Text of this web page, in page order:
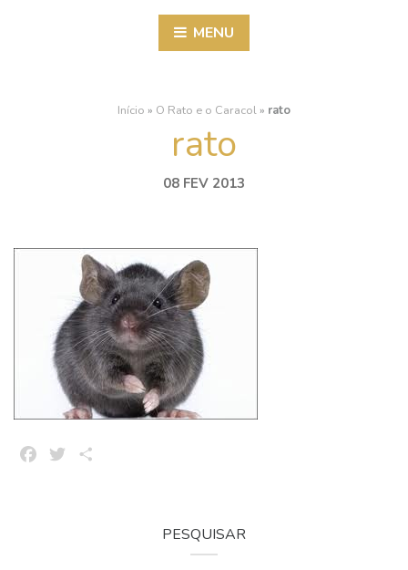
MENU
Início » O Rato e o Caracol » rato
rato
08 FEV 2013
FacebookTwitter
PESQUISAR